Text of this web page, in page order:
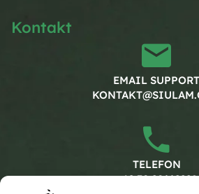
Kontakt
EMAIL SUPPORT
TELEFON
+49 30 20662228